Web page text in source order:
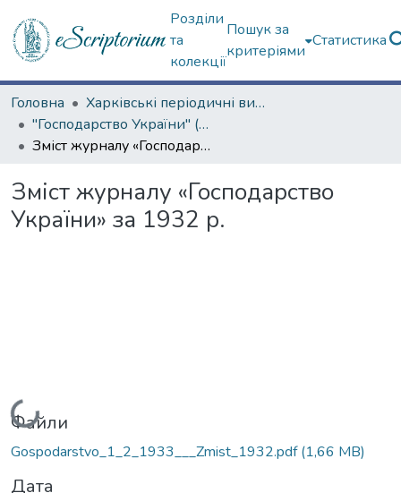
Розділи
та
колекції
Пошук за
критеріями
Статистика
Головна
Харківські періодичні видання
"Господарство України" (1929 р.)
Зміст журналу «Господарство України» за 1932 р.
Зміст журналу «Господарство
України» за 1932 р.
Вантажиться...
Файли
Gospodarstvo_1_2_1933___Zmist_1932.pdf(1,66 MB)
Дата